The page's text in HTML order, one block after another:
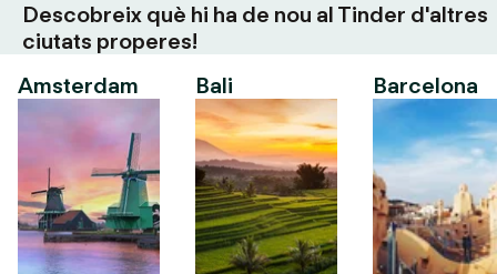
Descobreix què hi ha de nou al Tinder d'altres
ciutats properes!
Amsterdam
Bali Barcelona